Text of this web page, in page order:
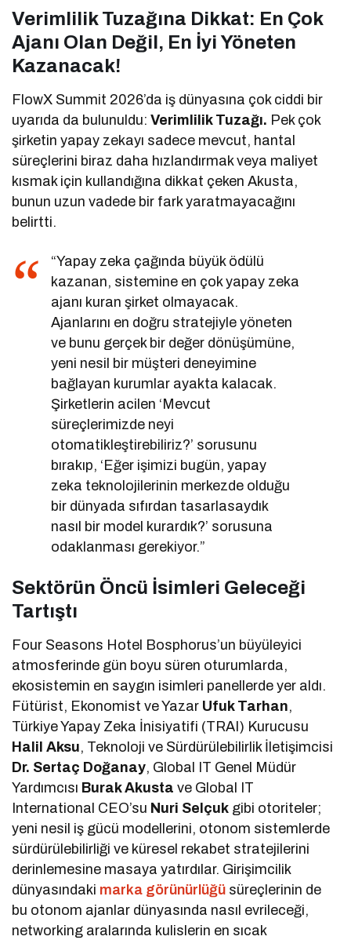
Verimlilik Tuzağına Dikkat: En Çok
Ajanı Olan Değil, En İyi Yöneten
Kazanacak!
FlowX Summit 2026’da iş dünyasına çok ciddi bir
uyarıda da bulunuldu:Verimlilik Tuzağı. Pek çok
şirketin yapay zekayı sadece mevcut, hantal
süreçlerini biraz daha hızlandırmak veya maliyet
kısmak için kullandığına dikkat çeken Akusta,
bunun uzun vadede bir fark yaratmayacağını
belirtti.
“Yapay zeka çağında büyük ödülü
kazanan, sistemine en çok yapay zeka
ajanı kuran şirket olmayacak.
Ajanlarını en doğru stratejiyle yöneten
ve bunu gerçek bir değer dönüşümüne,
yeni nesil bir müşteri deneyimine
bağlayan kurumlar ayakta kalacak.
Şirketlerin acilen ‘Mevcut
süreçlerimizde neyi
otomatikleştirebiliriz?’ sorusunu
bırakıp, ‘Eğer işimizi bugün, yapay
zeka teknolojilerinin merkezde olduğu
bir dünyada sıfırdan tasarlasaydık
nasıl bir model kurardık?’ sorusuna
odaklanması gerekiyor.”
Sektörün Öncü İsimleri Geleceği
Tartıştı
Four Seasons Hotel Bosphorus’un büyüleyici
atmosferinde gün boyu süren oturumlarda,
ekosistemin en saygın isimleri panellerde yer aldı.
Fütürist, Ekonomist ve Yazar Ufuk Tarhan,
Türkiye Yapay Zeka İnisiyatifi (TRAI) Kurucusu
Halil Aksu, Teknoloji ve Sürdürülebilirlik İletişimcisi
Dr. Sertaç Doğanay, Global IT Genel Müdür
Yardımcısı Burak Akusta ve Global IT
International CEO’su Nuri Selçuk gibi otoriteler;
yeni nesil iş gücü modellerini, otonom sistemlerde
sürdürülebilirliği ve küresel rekabet stratejilerini
derinlemesine masaya yatırdılar. Girişimcilik
dünyasındaki marka görünürlüğü süreçlerinin de
bu otonom ajanlar dünyasında nasıl evrileceği,
networking aralarında kulislerin en sıcak